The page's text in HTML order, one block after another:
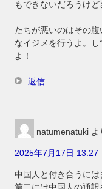
もできないだろうけど
たちが悪いのはその
なイジメを行うよ。
よ！
返信
natumenatuki よ
2025年7月17日 13:27
中国人と付き合うには